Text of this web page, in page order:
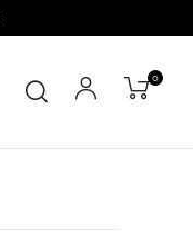
0